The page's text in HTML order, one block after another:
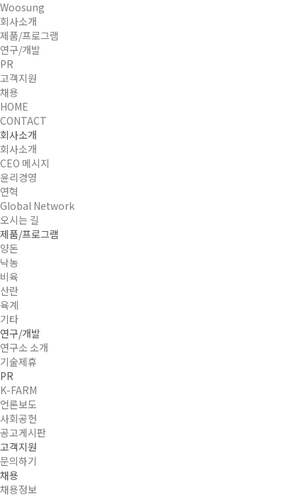
Woosung
회사소개
제품/프로그램
연구/개발
PR
고객지원
채용
HOME
CONTACT
회사소개
회사소개
CEO 메시지
윤리경영
연혁
Global Network
오시는 길
제품/프로그램
양돈
낙농
비육
산란
육계
기타
연구/개발
연구소 소개
기술제휴
PR
K-FARM
언론보도
사회공헌
공고게시판
고객지원
문의하기
채용
채용정보